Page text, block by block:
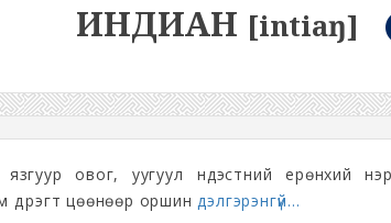
ИНДИАН [intiaŋ]
овог, уугуул үндэстний ерөнхий
дүүрэгт цөөнөөр оршиндэлгэрэнгүй...